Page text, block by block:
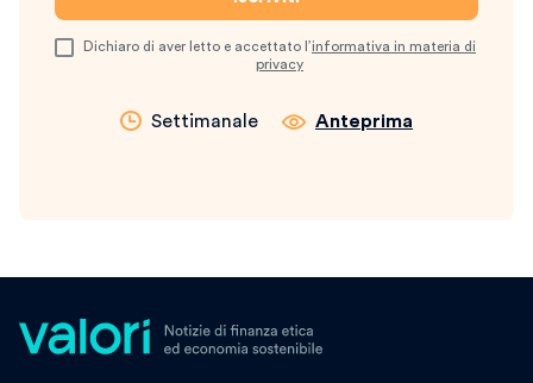
Dichiaro di aver letto e accettato l’informativa in materia di
privacy
Settimanale Anteprima